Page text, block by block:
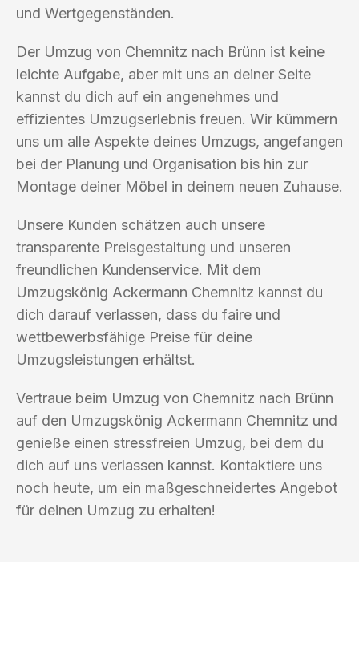
und Wertgegenständen.
Der Umzug von Chemnitz nach Brünn ist keine
leichte Aufgabe, aber mit uns an deiner Seite
kannst du dich auf ein angenehmes und
effizientes Umzugserlebnis freuen. Wir kümmern
uns um alle Aspekte deines Umzugs, angefangen
bei der Planung und Organisation bis hin zur
Montage deiner Möbel in deinem neuen Zuhause.
Unsere Kunden schätzen auch unsere
transparente Preisgestaltung und unseren
freundlichen Kundenservice. Mit dem
Umzugskönig Ackermann Chemnitz kannst du
dich darauf verlassen, dass du faire und
wettbewerbsfähige Preise für deine
Umzugsleistungen erhältst.
Vertraue beim Umzug von Chemnitz nach Brünn
auf den Umzugskönig Ackermann Chemnitz und
genieße einen stressfreien Umzug, bei dem du
dich auf uns verlassen kannst. Kontaktiere uns
noch heute, um ein maßgeschneidertes Angebot
für deinen Umzug zu erhalten!